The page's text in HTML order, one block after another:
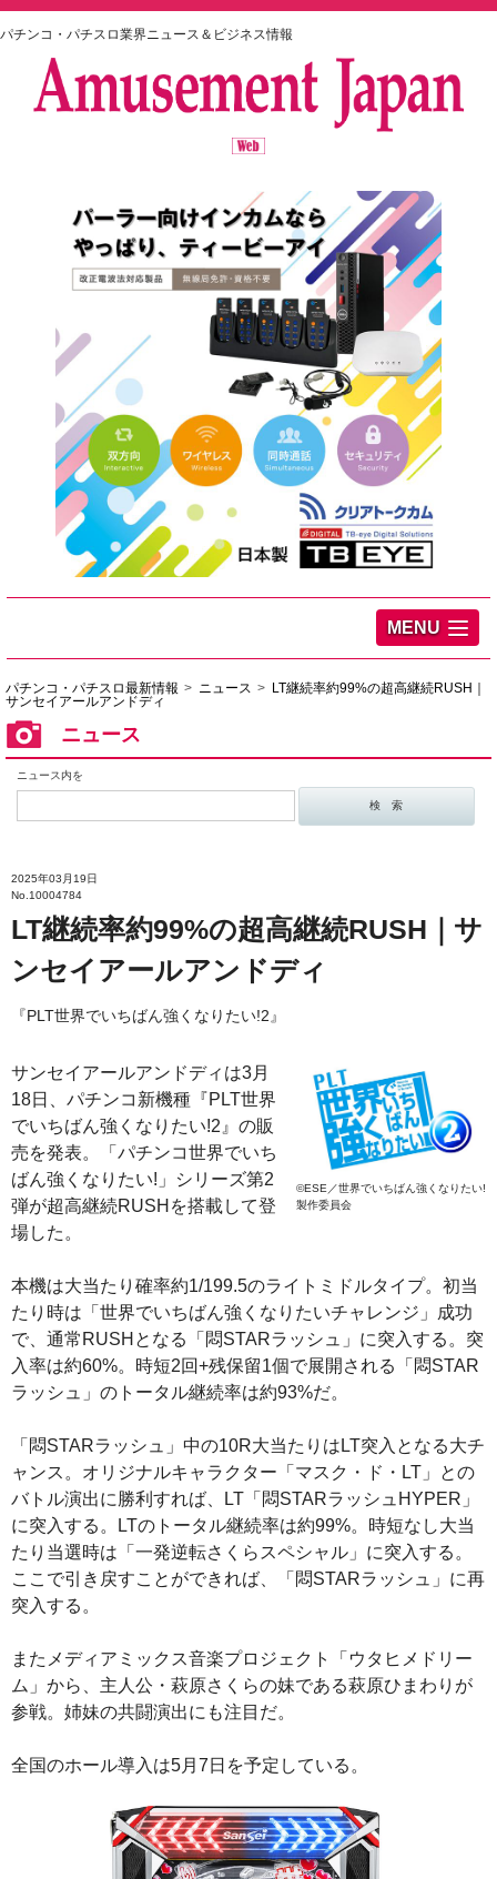
パチンコ・パチスロ業界ニュース＆ビジネス情報
MENU
パチンコ・パチスロ最新情報 ニュース
LT継続率約99%の超高継続RUSH｜
サンセイアールアンドディ
ニュース
ニュース内を
2025年03月19日
No.10004784
LT継続率約99%の超高継続RUSH｜サ
ンセイアールアンドディ
『PLT世界でいちばん強くなりたい!2』
©ESE／世界でいちばん強くなりたい!
製作委員会
サンセイアールアンドディは3月
18日、パチンコ新機種『PLT世界
でいちばん強くなりたい!2』の販
売を発表。「パチンコ世界でいち
ばん強くなりたい!」シリーズ第2
弾が超高継続RUSHを搭載して登
場した。
本機は大当たり確率約1/199.5のライトミドルタイプ。初当
たり時は「世界でいちばん強くなりたいチャレンジ」成功
で、通常RUSHとなる「悶STARラッシュ」に突入する。突
入率は約60%。時短2回+残保留1個で展開される「悶STAR
ラッシュ」のトータル継続率は約93%だ。
「悶STARラッシュ」中の10R大当たりはLT突入となる大チ
ャンス。オリジナルキャラクター「マスク・ド・LT」との
バトル演出に勝利すれば、LT「悶STARラッシュHYPER」
に突入する。LTのトータル継続率は約99%。時短なし大当
たり当選時は「一発逆転さくらスペシャル」に突入する。
ここで引き戻すことができれば、「悶STARラッシュ」に再
突入する。
またメディアミックス音楽プロジェクト「ウタヒメドリー
ム」から、主人公・萩原さくらの妹である萩原ひまわりが
参戦。姉妹の共闘演出にも注目だ。
全国のホール導入は5月7日を予定している。